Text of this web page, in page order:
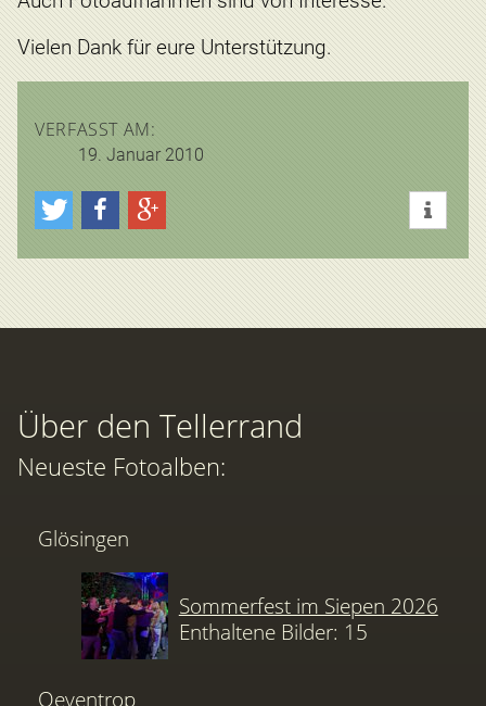
Vielen Dank für eure Unterstützung.
VERFASST AM:
19. Januar 2010
Über den Tellerrand
Neueste Fotoalben:
Glösingen
Sommerfest im Siepen 2026
Enthaltene Bilder: 15
Oeventrop